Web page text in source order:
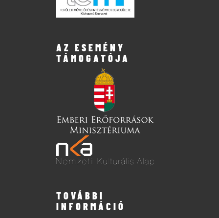
AZ ESEMÉNY
TÁMOGATÓJA
TOVÁBBI
INFORMÁCIÓ